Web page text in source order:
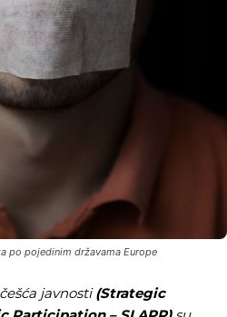
po pojedinim državama Europe
javnosti(Strategic